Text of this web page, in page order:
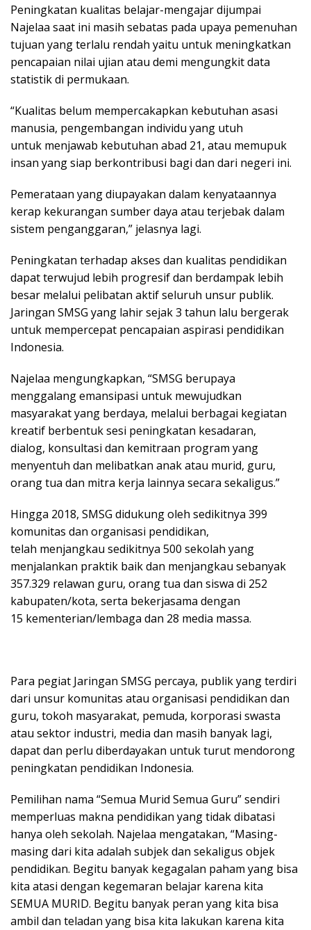
Peningkatan kualitas belajar-mengajar dijumpai
Najelaa saat ini masih sebatas pada upaya pemenuhan
tujuan yang terlalu rendah yaitu untuk meningkatkan
pencapaian nilai ujian atau demi mengungkit data
statistik di permukaan.
“Kualitas belum mempercakapkan kebutuhan asasi
manusia, pengembangan individu yang utuh
untuk menjawab kebutuhan abad 21, atau memupuk
insan yang siap berkontribusi bagi dan dari negeri ini.
Pemerataan yang diupayakan dalam kenyataannya
kerap kekurangan sumber daya atau terjebak dalam
sistem penganggaran,” jelasnya lagi.
Peningkatan terhadap akses dan kualitas pendidikan
dapat terwujud lebih progresif dan berdampak lebih
besar melalui pelibatan aktif seluruh unsur publik.
Jaringan SMSG yang lahir sejak 3 tahun lalu bergerak
untuk mempercepat pencapaian aspirasi pendidikan
Indonesia.
Najelaa mengungkapkan, “SMSG berupaya
menggalang emansipasi untuk mewujudkan
masyarakat yang berdaya, melalui berbagai kegiatan
kreatif berbentuk sesi peningkatan kesadaran,
dialog, konsultasi dan kemitraan program yang
menyentuh dan melibatkan anak atau murid, guru,
orang tua dan mitra kerja lainnya secara sekaligus.”
Hingga 2018, SMSG didukung oleh sedikitnya 399
komunitas dan organisasi pendidikan,
telah menjangkau sedikitnya 500 sekolah yang
menjalankan praktik baik dan menjangkau sebanyak
357.329 relawan guru, orang tua dan siswa di 252
kabupaten/kota, serta bekerjasama dengan
15 kementerian/lembaga dan 28 media massa.
Para pegiat Jaringan SMSG percaya, publik yang terdiri
dari unsur komunitas atau organisasi pendidikan dan
guru, tokoh masyarakat, pemuda, korporasi swasta
atau sektor industri, media dan masih banyak lagi,
dapat dan perlu diberdayakan untuk turut mendorong
peningkatan pendidikan Indonesia.
Pemilihan nama “Semua Murid Semua Guru” sendiri
memperluas makna pendidikan yang tidak dibatasi
hanya oleh sekolah. Najelaa mengatakan, “Masing-
masing dari kita adalah subjek dan sekaligus objek
pendidikan. Begitu banyak kegagalan paham yang bisa
kita atasi dengan kegemaran belajar karena kita
SEMUA MURID. Begitu banyak peran yang kita bisa
ambil dan teladan yang bisa kita lakukan karena kita